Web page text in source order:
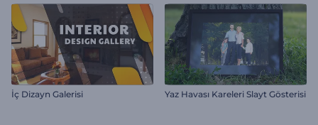
İç Dizayn Galerisi Yaz Havası Kareleri Slayt Gösterisi